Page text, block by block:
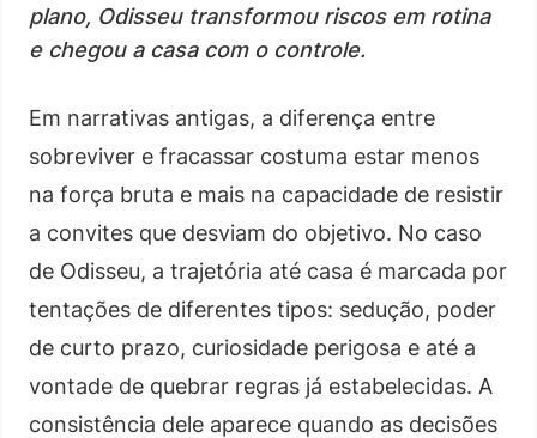
plano, Odisseu transformou riscos em rotina
e chegou a casa com o controle.
Em narrativas antigas, a diferença entre
sobreviver e fracassar costuma estar menos
na força bruta e mais na capacidade de resistir
a convites que desviam do objetivo. No caso
de Odisseu, a trajetória até casa é marcada por
tentações de diferentes tipos: sedução, poder
de curto prazo, curiosidade perigosa e até a
vontade de quebrar regras já estabelecidas. A
consistência dele aparece quando as decisões